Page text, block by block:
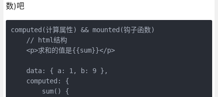
数)吧
computed(计算属性) && mounted(钩子函数)
    // html结构
    <p>求和的值是{{sum}}</p>
    data: { a: 1, b: 9 },
    computed: {
        sum() {